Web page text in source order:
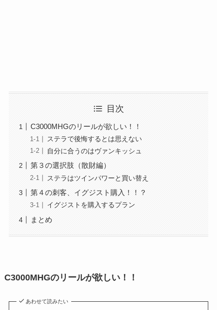
目次
C3000MHGのリールが欲しい！！
ステラで後悔するとは思えない
自分に合うのはヴァンキッシュ
第３の選択肢（散財編）
ステラはツインパワーと買い替え
第４の刺客、イグジスト購入！！？
イグジストを購入するプラン
まとめ
C3000MHGのリールが欲しい！！
あわせて読みたい